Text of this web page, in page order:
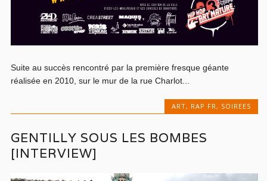
Suite au succès rencontré par la première fresque géante
réalisée en 2010, sur le mur de la rue Charlot...
ART, RAP FR, SOIREES
GENTILLY SOUS LES BOMBES
[INTERVIEW]